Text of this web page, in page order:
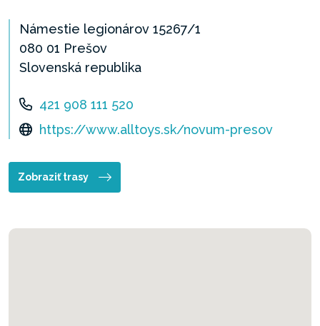
Námestie legionárov 15267/1
080 01 Prešov
Slovenská republika
421 908 111 520
https://www.alltoys.sk/novum-presov
Zobraziť trasy